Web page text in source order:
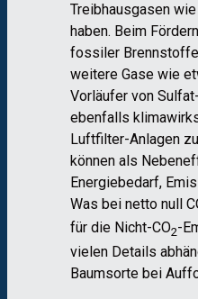
Treibhausgasen
haben. Beim
fossiler
weitere Gase wie
Vorläufer von
ebenfalls
Luftfilter-Anlagen
können als
Energiebedarf,
Was bei netto null
für die Nicht-CO2-
vielen Details
Baumsorte bei